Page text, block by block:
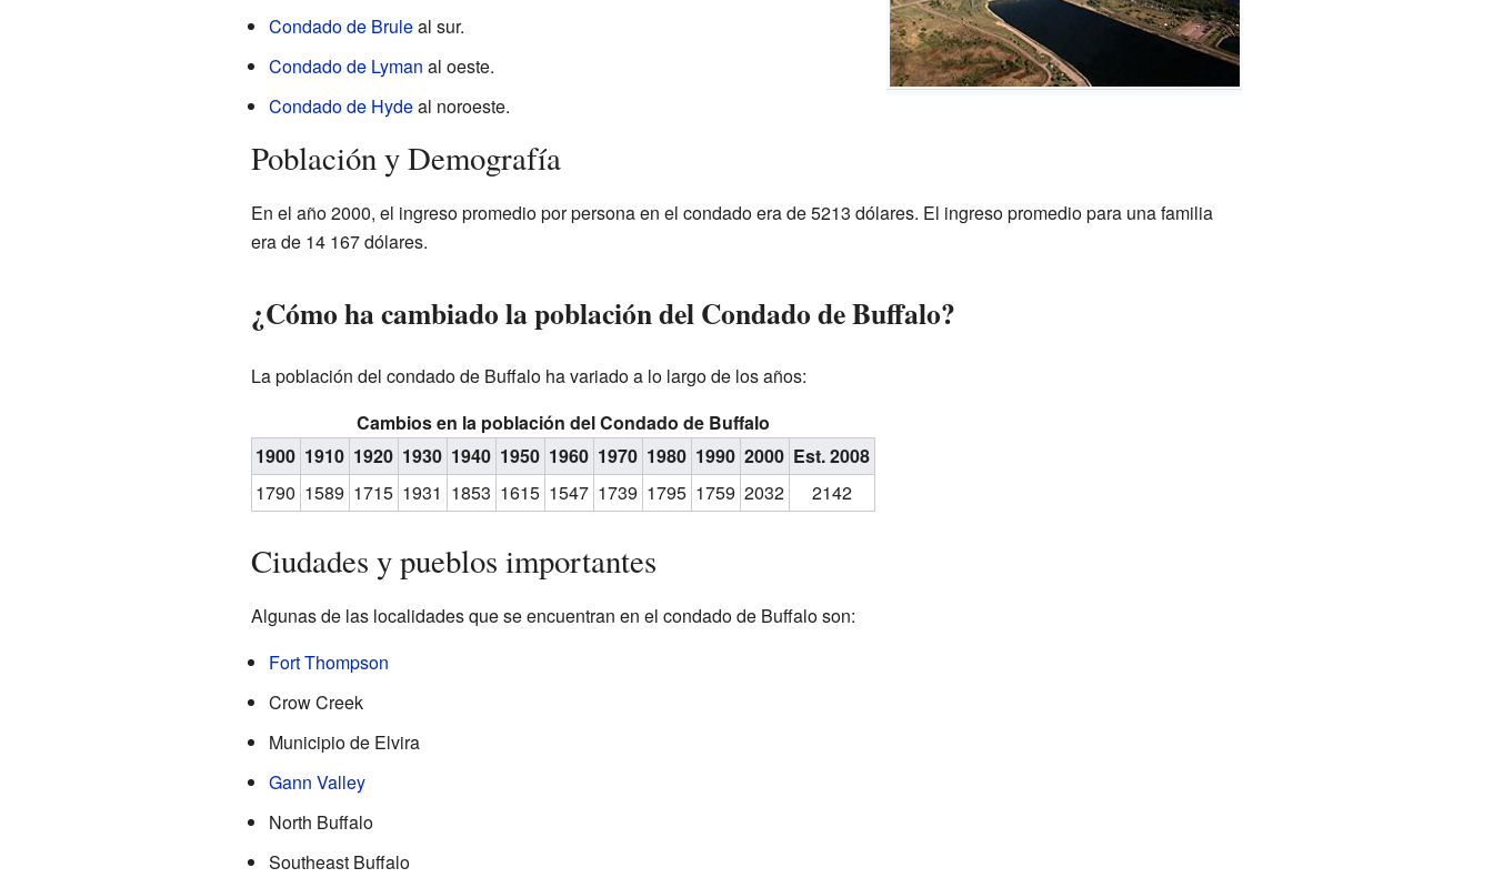
Condado de Bruleal sur.
Condado de Lyman al oeste.
Condado de Hydeal noroeste.
Población y Demografía
En el año 2000, el ingreso promedio por persona en el condado era de 5213 dólares. El ingreso promedio para una familia
era de 14 167 dólares.
¿Cómo ha cambiado la población del Condado de Buffalo?
La población del condado de Buffalo ha variado a lo largo de los años:
Cambios en la población del Condado de Buffalo
1900 1910 1920 1930 1940 1950 1960 1970 1980 1990 2000 Est. 2008
1790 1589 1715 1931 1853 1615 1547 1739 1795 1759 2032 2142
Ciudades y pueblos importantes
Algunas de las localidades que se encuentran en el condado de Buffalo son:
Fort Thompson
Crow Creek
Municipio de Elvira
Gann Valley
North Buffalo
Southeast Buffalo